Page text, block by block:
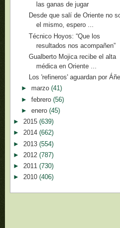
las ganas de jugar
Desde que salí de Oriente no
el mismo, espero ...
Técnico Hoyos: “Que los
resultados nos acompañen”
Gualberto Mojica recibe el alta
médica en Oriente ...
Los 'refineros' aguardan por
► marzo (41)
► febrero (56)
► enero (45)
► 2015 (639)
► 2014 (662)
► 2013 (554)
► 2012 (787)
► 2011 (730)
► 2010 (406)